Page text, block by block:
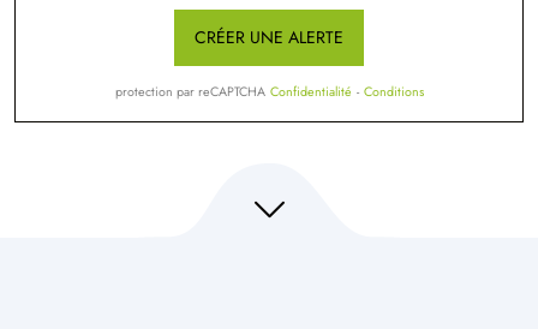
CRÉER UNE ALERTE
protection par reCAPTCHA Confidentialité - Conditions